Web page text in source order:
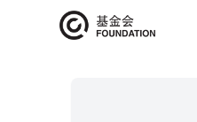
艺术家介绍